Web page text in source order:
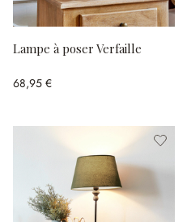
Lampe à poser Verfaille
68,95 €